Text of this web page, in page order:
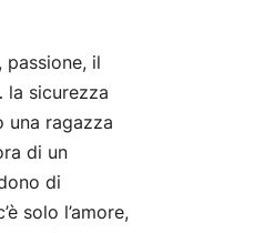
passione, il
la sicurezza
una ragazza
di un
di
solo l’amore,